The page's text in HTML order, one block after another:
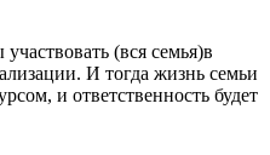
(вся семья)в
И тогда жизнь семьи
и ответственность будет